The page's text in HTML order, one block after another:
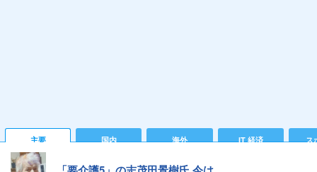
主要 国内 海外 IT 経済 ス